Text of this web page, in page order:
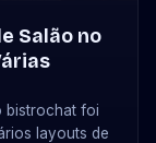
Salão no
bistrochat foi
layouts de